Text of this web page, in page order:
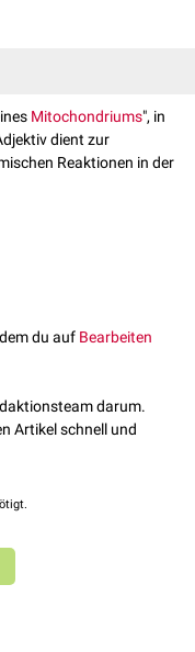
Mitochondriums", in
dient zur
Reaktionen in der
du auf Bearbeiten
darum.
Artikel schnell und